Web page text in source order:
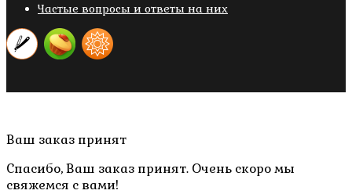
Частые вопросы и ответы на них
Пролистать
Ваш заказ принят
Спасибо, Ваш заказ принят. Очень скоро мы
свяжемся с вами!